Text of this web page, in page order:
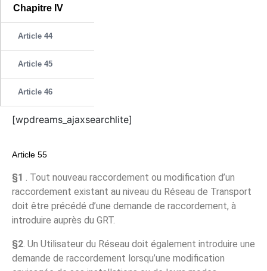
Chapitre IV
Article 44
Article 45
Article 46
[wpdreams_ajaxsearchlite]
Article 55
§1 . Tout nouveau raccordement ou modification d’un
raccordement existant au niveau du Réseau de Transport
doit être précédé d’une demande de raccordement, à
introduire auprès du GRT.
§2. Un Utilisateur du Réseau doit également introduire une
demande de raccordement lorsqu’une modification